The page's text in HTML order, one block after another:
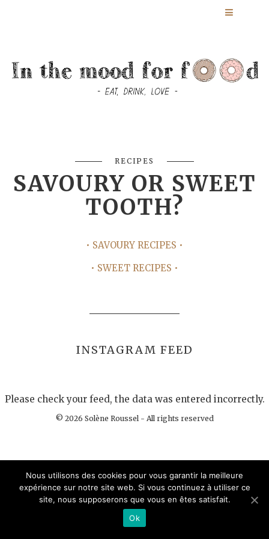
RECIPES
SAVOURY OR SWEET
TOOTH?
• SAVOURY RECIPES •
• SWEET RECIPES •
INSTAGRAM FEED
Please check your feed, the data was entered incorrectly.
© 2026 Solène Roussel - All rights reserved
Nous utilisons des cookies pour vous garantir la meilleure
expérience sur notre site web. Si vous continuez à utiliser ce
site, nous supposerons que vous en êtes satisfait.
Ok